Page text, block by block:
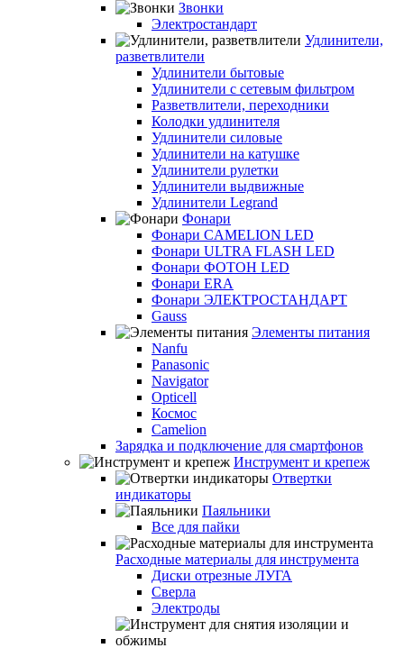
Звонки
Электростандарт
Удлинители,
разветвлители
Удлинители бытовые
Удлинители с сетевым фильтром
Разветвлители, переходники
Колодки удлинителя
Удлинители силовые
Удлинители на катушке
Удлинители рулетки
Удлинители выдвижные
Удлинители Legrand
Фонари
Фонари CAMELION LED
Фонари ULTRA FLASH LED
Фонари ФОТОН LED
Фонари ERA
Фонари ЭЛЕКТРОСТАНДАРТ
Gauss
Элементы питания
Nanfu
Panasonic
Navigator
Opticell
Космос
Camelion
Зарядка и подключение для смартфонов
Инструмент и крепеж
Отвертки
индикаторы
Паяльники
Все для пайки
Расходные материалы для инструмента
Диски отрезные ЛУГА
Сверла
Электроды